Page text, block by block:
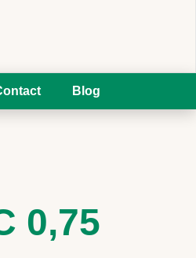
Blog
0,75